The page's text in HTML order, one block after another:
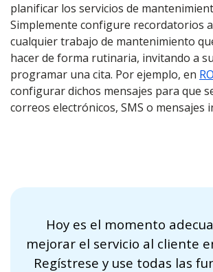
planificar los servicios de
Simplemente configure recordatorios
cualquier trabajo de mantenimiento
hacer de forma rutinaria, invitando a
programar una cita. Por ejemplo, en
configurar dichos mensajes para que
correos electrónicos, SMS o mensajes
Hoy es el momento
mejorar el servicio al cliente
Regístrese y use todas las